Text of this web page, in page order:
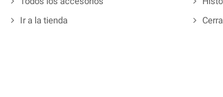
Ir a la tienda